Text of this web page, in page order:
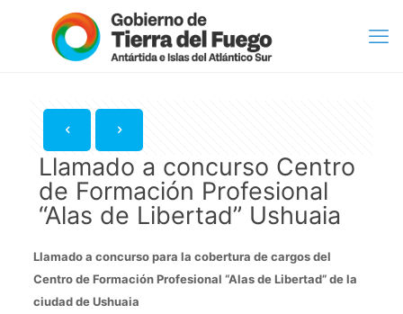
Llamado a concurso Centro
de Formación Profesional
“Alas de Libertad” Ushuaia
Llamado a concurso para la cobertura de cargos del
Centro de Formación Profesional “Alas de Libertad” de la
ciudad de Ushuaia